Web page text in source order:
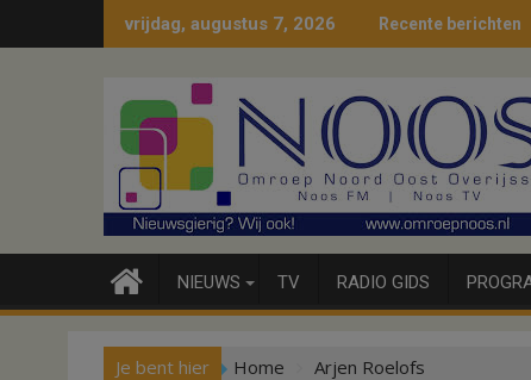
naar
vrijdag, augustus 7, 2026 Recente berichten
NIEUWS TV RADIO GIDS
Je bent hier Home Arjen Roelofs